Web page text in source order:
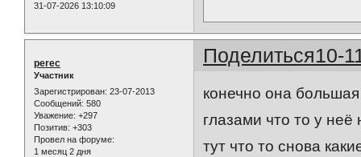
31-07-2026 13:10:09
Поделиться10-
perec
Участник
Зарегистрирован: 23-07-2013
Сообщений: 580
Уважение: +297
Позитив: +303
Провел на форуме:
1 месяц 2 дня
конечно она
глазами что то у
тут что то снова